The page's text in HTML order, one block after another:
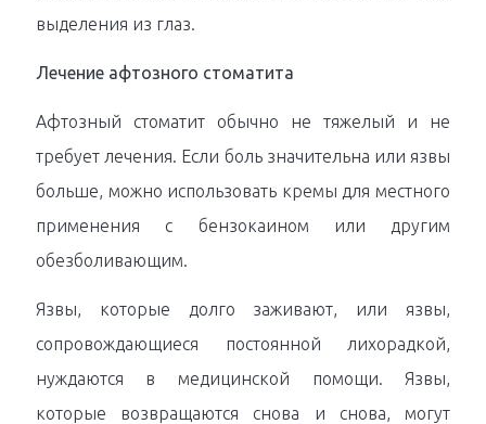
выделения из глаз.
Лечение афтозного стоматита
Афтозный стоматит обычно не тяжелый и не
требует лечения. Если боль значительна или язвы
больше, можно использовать кремы для местного
применения с бензокаином или другим
обезболивающим.
Язвы, которые долго заживают, или язвы,
сопровождающиеся постоянной лихорадкой,
нуждаются в медицинской помощи. Язвы,
которые возвращаются снова и снова, могут